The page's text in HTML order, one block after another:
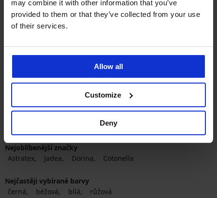
may combine it with other information that you’ve
provided to them or that they’ve collected from your use
of their services.
Allow all
Customize
Deny
PREMIUM
Girls
DayDream
Nejoblíbenější značky
Astratex
Jadea Dorina Cotonella
Nejčastěji vybírané barvy
černá
béžová bílá růžová